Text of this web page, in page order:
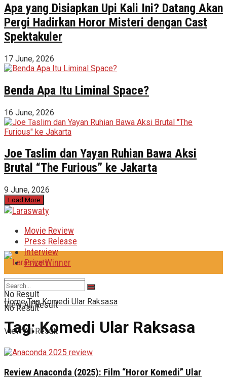
Apa yang Disiapkan Upi Kali Ini? Datang Akan
Pergi Hadirkan Horor Misteri dengan Cast
Spektakuler
17 June, 2026
Benda Apa Itu Liminal Space?
16 June, 2026
Joe Taslim dan Yayan Ruhian Bawa Aksi
Brutal “The Furious” ke Jakarta
9 June, 2026
Load More
Movie Review
Press Release
Interview
Prize Winner
No Result
View All Result
No Result
View All Result
Home Tag Komedi Ular Raksasa
Tag:Komedi Ular Raksasa
Review Anaconda (2025): Film “Horor Komedi” Ular